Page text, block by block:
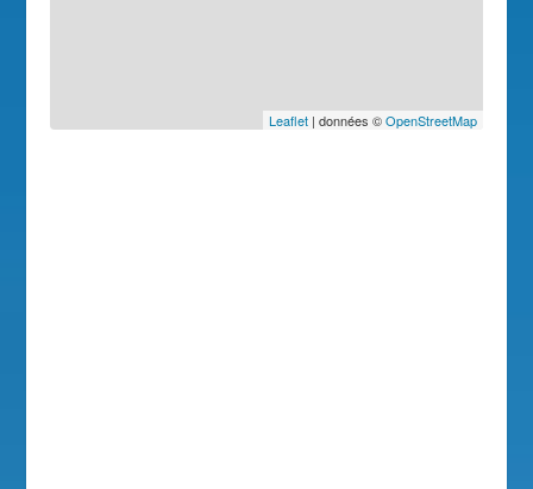
Leaflet| données ©OpenStreetMap